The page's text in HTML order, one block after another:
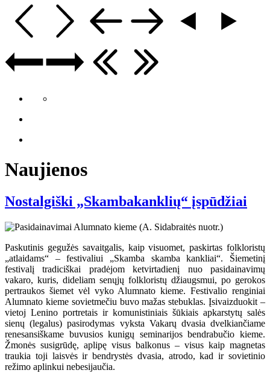
Naujienos
Nostalgiški „Skambakanklių“ įspūdžiai
Paskutinis gegužės savaitgalis, kaip visuomet, paskirtas folkloristų
„atlaidams“ – festivaliui „Skamba skamba kankliai“. Šiemetinį
festivalį tradiciškai pradėjom ketvirtadienį nuo pasidainavimų
vakaro, kuris, dideliam senųjų folkloristų džiaugsmui, po gerokos
pertraukos šiemet vėl vyko Alumnato kieme. Festivalio renginiai
Alumnato kieme sovietmečiu buvo mažas stebuklas. Įsivaizduokit –
vietoj Lenino portretais ir komunistiniais šūkiais apkarstytų salės
sienų (legalus) pasirodymas vyksta Vakarų dvasia dvelkiančiame
renesansiškame buvusios kunigų seminarijos bendrabučio kieme.
Žmonės susigrūdę, aplipę visus balkonus – visus kaip magnetas
traukia toji laisvės ir bendrystės dvasia, atrodo, kad ir sovietinio
režimo aplinkui nebesijaučia.